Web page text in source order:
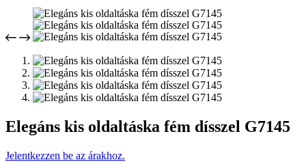
Elegáns kis oldaltáska fém dísszel G7145
Jelentkezzen be az árakhoz.